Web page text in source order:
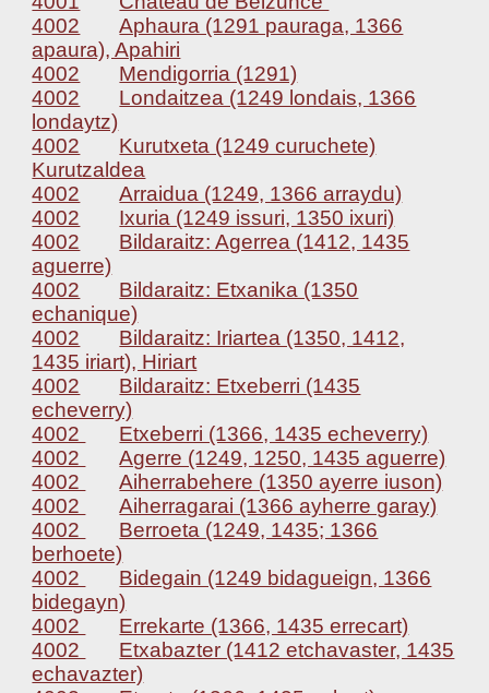
4002
Aphaura (1291 pauraga, 1366
apaura), Apahiri
4002
Mendigorria (1291)
4002
Londaitzea (1249 londais, 1366
londaytz)
4002
Kurutxeta (1249 curuchete)
Kurutzaldea
4002
Arraidua (1249, 1366 arraydu)
4002
Ixuria (1249 issuri, 1350 ixuri)
4002
Bildaraitz: Agerrea (1412, 1435
aguerre)
4002
Bildaraitz: Etxanika (1350
echanique)
4002
Bildaraitz: Iriartea (1350, 1412,
1435 iriart), Hiriart
4002
Bildaraitz: Etxeberri (1435
echeverry)
4002
Etxeberri (1366, 1435 echeverry)
4002
Agerre (1249, 1250, 1435 aguerre)
4002
Aiherrabehere (1350 ayerre iuson)
4002
Aiherragarai (1366 ayherre garay)
4002
Berroeta (1249, 1435; 1366
berhoete)
4002
Bidegain (1249 bidagueign, 1366
bidegayn)
4002
Errekarte (1366, 1435 errecart)
4002
Etxabazter (1412 etchavaster, 1435
echavazter)